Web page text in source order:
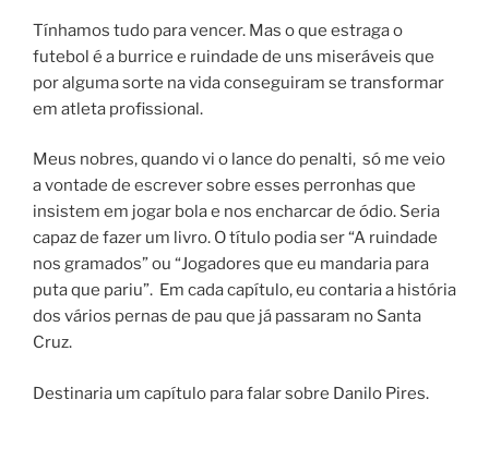
Tínhamos tudo para vencer. Mas o que estraga o
futebol é a burrice e ruindade de uns miseráveis que
por alguma sorte na vida conseguiram se transformar
em atleta profissional.
Meus nobres, quando vi o lance do penalti, só me veio
a vontade de escrever sobre esses perronhas que
insistem em jogar bola e nos encharcar de ódio. Seria
capaz de fazer um livro. O título podia ser “A ruindade
nos gramados” ou “Jogadores que eu mandaria para
puta que pariu”. Em cada capítulo, eu contaria a história
dos vários pernas de pau que já passaram no Santa
Cruz.
Destinaria um capítulo para falar sobre Danilo Pires.